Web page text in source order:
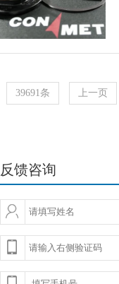
39691条 上一页
反馈咨询